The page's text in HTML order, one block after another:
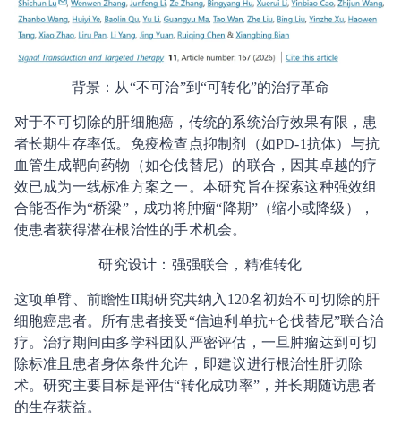
背景：从“不可治”到“可转化”的治疗革命
对于不可切除的肝细胞癌，传统的系统治疗效果有限，患
者长期生存率低。免疫检查点抑制剂（如PD-1抗体）与抗
血管生成靶向药物（如仑伐替尼）的联合，因其卓越的疗
效已成为一线标准方案之一。本研究旨在探索这种强效组
合能否作为“桥梁”，成功将肿瘤“降期”（缩小或降级），
使患者获得潜在根治性的手术机会。
研究设计：强强联合，精准转化
这项单臂、前瞻性II期研究共纳入120名初始不可切除的肝
细胞癌患者。所有患者接受“信迪利单抗+仑伐替尼”联合治
疗。治疗期间由多学科团队严密评估，一旦肿瘤达到可切
除标准且患者身体条件允许，即建议进行根治性肝切除
术。研究主要目标是评估“转化成功率”，并长期随访患者
的生存获益。